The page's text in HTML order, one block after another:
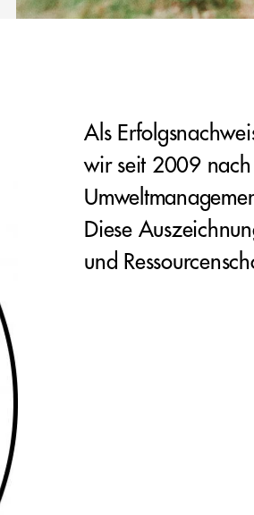
Als
wir seit 2009
Diese
und